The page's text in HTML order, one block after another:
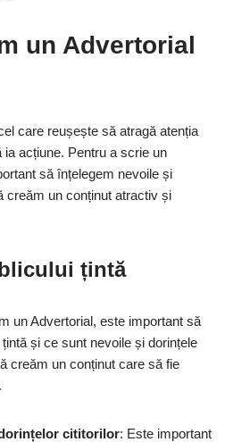
un Advertorial
care reușește să atragă atenția
acțiune. Pentru a scrie un
să înțelegem nevoile și
creăm un conținut atractiv și
țintă
un Advertorial, este important să
și ce sunt nevoile și dorințele
creăm un conținut care să fie
cititorilor: Este important